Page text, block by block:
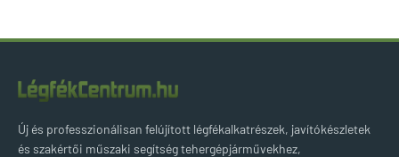
Új és professzionálisan felújított légfékalkatrészek, javítókészletek
és szakértői műszaki segítség tehergépjárművekhez,